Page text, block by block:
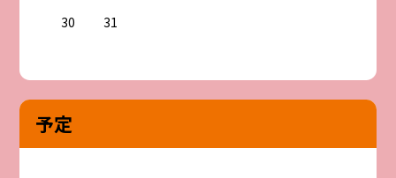
30
31
予定